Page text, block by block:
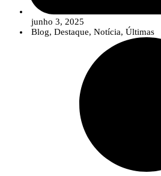
Mesa redonda 2 – Pedro
junho 3, 2025
Blog, Destaque, Notícia, Últimas